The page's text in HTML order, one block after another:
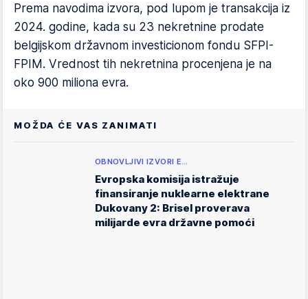
Prema navodima izvora, pod lupom je transakcija iz
2024. godine, kada su 23 nekretnine prodate
belgijskom državnom investicionom fondu SFPI-
FPIM. Vrednost tih nekretnina procenjena je na
oko 900 miliona evra.
MOŽDA ĆE VAS ZANIMATI
OBNOVLJIVI IZVORI E…
Evropska komisija istražuje
finansiranje nuklearne elektrane
Dukovany 2: Brisel proverava
milijarde evra državne pomoći